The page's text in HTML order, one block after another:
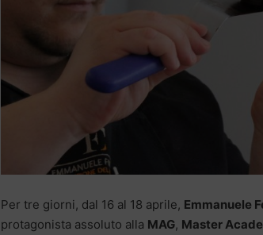
Per tre giorni, dal 16 al 18 aprile, Emmanuele
protagonista assoluto alla MAG, Master